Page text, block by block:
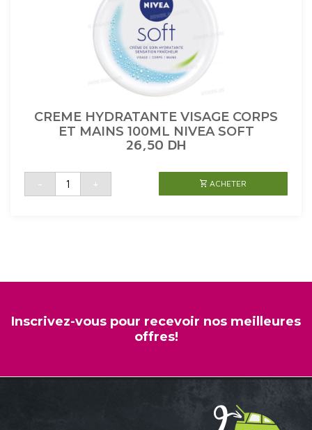
CREME HYDRATANTE VISAGE CORPS
ET MAINS 100ML NIVEA SOFT
26,50 DH
-
quantité
CREME
+ ACHETER
Inscrivez-vous pour recevoir nos meilleures
offres!